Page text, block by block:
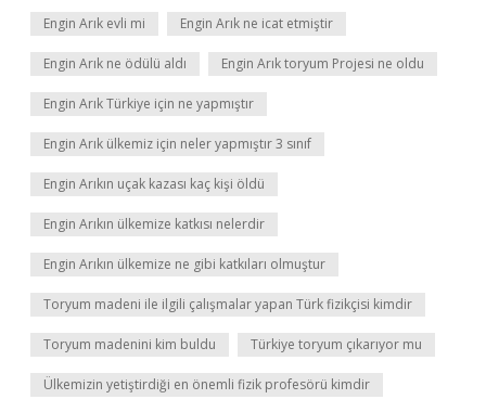
Engin Arık evli mi Engin Arık ne icat etmiştir
Engin Arık ne ödülü aldı Engin Arık toryum Projesi ne oldu
Engin Arık Türkiye için ne yapmıştır
Engin Arık ülkemiz için neler yapmıştır 3 sınıf
Engin Arıkın uçak kazası kaç kişi öldü
Engin Arıkın ülkemize katkısı nelerdir
Engin Arıkın ülkemize ne gibi katkıları olmuştur
Toryum madeni ile ilgili çalışmalar yapan Türk fizikçisi kimdir
Toryum madenini kim buldu Türkiye toryum çıkarıyor mu
Ülkemizin yetiştirdiği en önemli fizik profesörü kimdir